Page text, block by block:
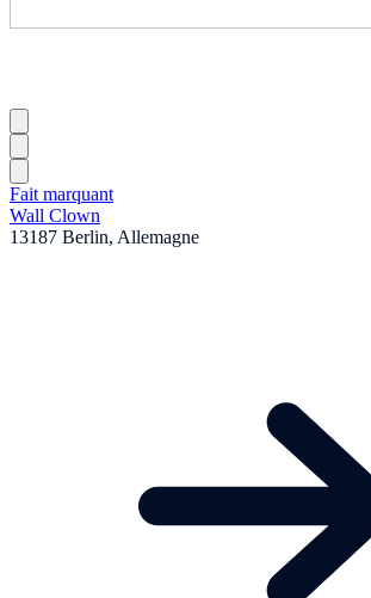
Fait marquant
Wall Clown
13187 Berlin, Allemagne